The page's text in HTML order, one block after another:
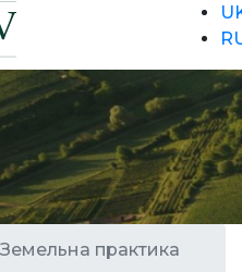
Земельна практика